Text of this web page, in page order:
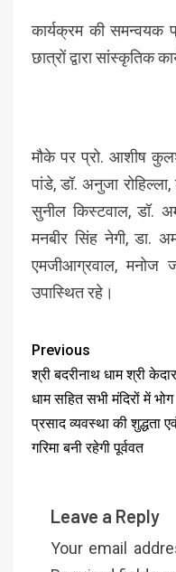
कार्यक्रम की समन्वयक
छात्रों द्वारा सांस्कृतिक
मौके पर प्रो. आशीष
पांडे, डॉ. अनुजा रोहिल्ला,
सुनील किस्टवाल, डॉ.
मनबीर सिंह नेगी, डा.
एमजीआग्रवाल, मनोज
उपास्थित रहे।
Previous
श्री बदरीनाथ धाम श्री
धाम सहित सभी मंदिरों में भोग
प्रसाद व्यवस्था की शुद्धता
गरिमा बनी रहेगी पूर्ववत
Leave a Reply
Your email